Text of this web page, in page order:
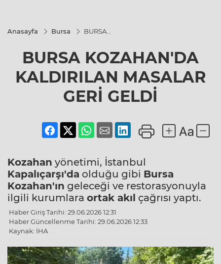
Anasayfa Bursa
BURSA
MASALAR
GERİ GELDİ
BURSA KOZAHAN'DA
KALDIRILAN MASALAR
GERİ GELDİ
Kozahan yönetimi, İstanbul
Kapalıçarşı'da olduğu gibi Bursa
Kozahan'ın geleceği ve restorasyonuyla
ilgili kurumlara ortak akıl çağrısı yaptı.
Haber Giriş Tarihi: 29.06.2026 12:31
Haber Güncellenme Tarihi: 29.06.2026 12:33
Kaynak: İHA